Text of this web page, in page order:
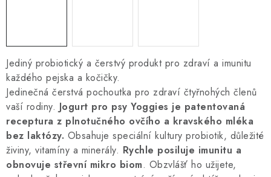
Obchodní podmínky
Doprava a platba
Jediný probiotický a čerstvý produkt pro zdraví a imunitu
každého pejska a kočičky.
Jedinečná čerstvá pochoutka pro zdraví čtyřnohých členů
vaší rodiny. Jogurt pro psy Yoggies je patentovaná
receptura z plnotučného ovčího a kravského mléka
bez laktózy. Obsahuje speciální kultury probiotik, důležité
živiny, vitamíny a minerály. Rychle posiluje imunitu a
obnovuje střevní mikro biom. Obzvlášť ho užijete,